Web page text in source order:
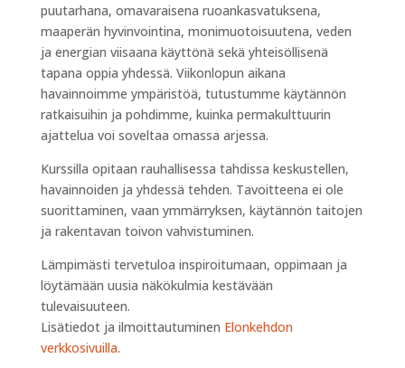
puutarhana, omavaraisena ruoankasvatuksena,
maaperän hyvinvointina, monimuotoisuutena, veden
ja energian viisaana käyttönä sekä yhteisöllisenä
tapana oppia yhdessä. Viikonlopun aikana
havainnoimme ympäristöä, tutustumme käytännön
ratkaisuihin ja pohdimme, kuinka permakulttuurin
ajattelua voi soveltaa omassa arjessa.
Kurssilla opitaan rauhallisessa tahdissa keskustellen,
havainnoiden ja yhdessä tehden. Tavoitteena ei ole
suorittaminen, vaan ymmärryksen, käytännön taitojen
ja rakentavan toivon vahvistuminen.
Lämpimästi tervetuloa inspiroitumaan, oppimaan ja
löytämään uusia näkökulmia kestävään
tulevaisuuteen.
Lisätiedot ja ilmoittautuminen Elonkehdon
verkkosivuilla.